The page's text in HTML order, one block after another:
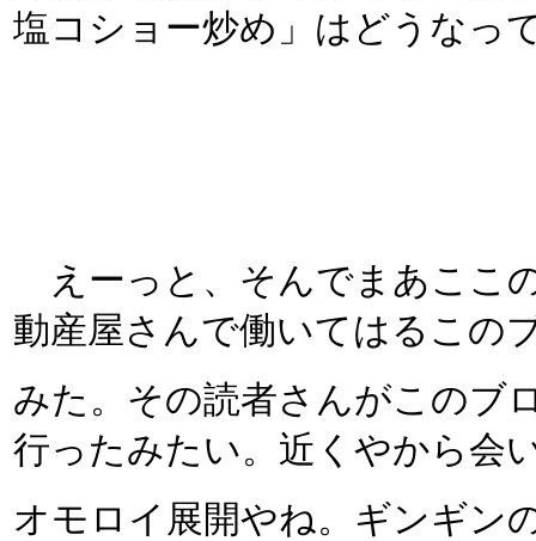
塩コショー炒め」はどうなっ
えーっと、そんでまあここ
動産屋さんで働いてはるこの
みた。その読者さんがこのブ
行ったみたい。近くやから会
オモロイ展開やね。ギンギン